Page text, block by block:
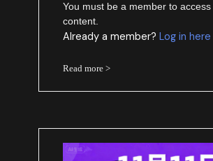
You must be a member to access
content.
Already a member?Log in here
Read more >